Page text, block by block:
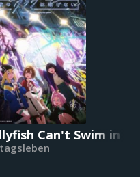
World's Books
Can't Swim in